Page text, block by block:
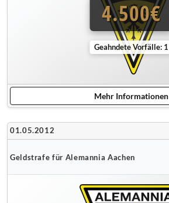
4.500€
Geahndete Vorfälle: 1
Mehr Informationen
01.05.2012
Geldstrafe für Alemannia Aachen